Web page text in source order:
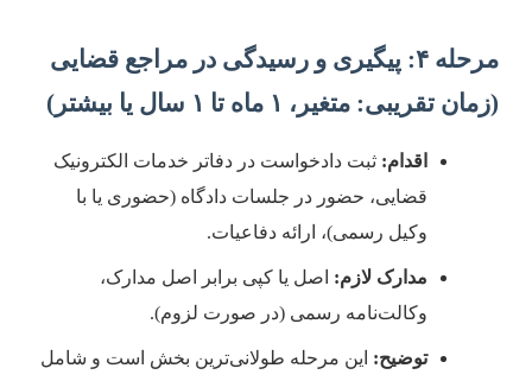
مرحله ۴: پیگیری و رسیدگی در مراجع قضایی
تقریبی: متغیر، ۱ ماه تا ۱ سال یا بیشتر)
اقدام:ثبت دادخواست در دفاتر خدمات الکترونیک
قضایی، حضور در جلسات دادگاه (حضوری یا با
وکیل رسمی)، ارائه دفاعیات.
مدارک لازم: اصل یا کپی برابر اصل مدارک،
وکالت‌نامه رسمی (در صورت لزوم).
توضیح:این مرحله طولانی‌ترین بخش است و شامل